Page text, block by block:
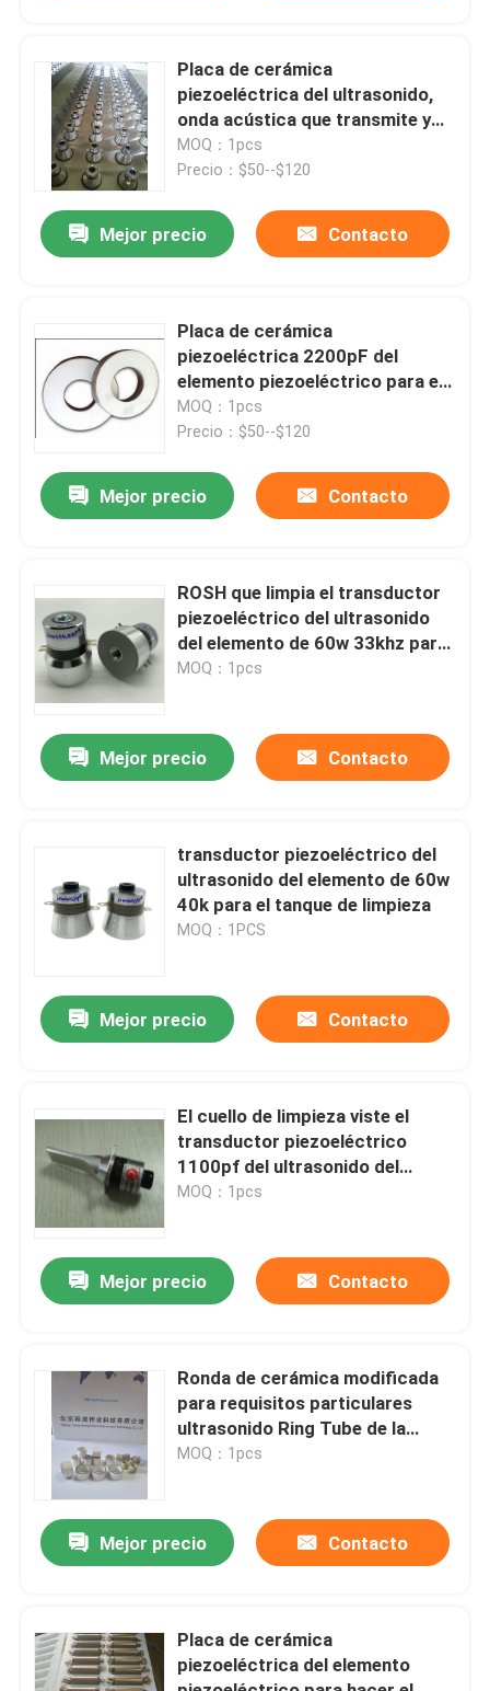
Productos
Sobre nosotros
Viaje de la fábrica
Éntrenos en contacto con
Pida una cita
transductor ultrasónico de limpieza
Transductor ultrasónico de la frecuencia multi
Placa de cerámica
piezoeléctrica del ultrasonido,
onda acústica que transmite y
que recibe el elemento
piezoeléctrico
MOQ：1pcs
Precio：$50--$120
Mejor precio Contacto
Placa de cerámica
piezoeléctrica 2200pF del
elemento piezoeléctrico para el
limpiador ultrasónico
automático
MOQ：1pcs
Precio：$50--$120
Mejor precio Contacto
ROSH que limpia el transductor
piezoeléctrico del ultrasonido
del elemento de 60w 33khz para
un sensor más limpio
MOQ：1pcs
Mejor precio Contacto
transductor piezoeléctrico del
ultrasonido del elemento de 60w
40k para el tanque de limpieza
MOQ：1PCS
Mejor precio Contacto
El cuello de limpieza viste el
transductor piezoeléctrico
1100pf del ultrasonido del
elemento
MOQ：1pcs
Mejor precio Contacto
Ronda de cerámica modificada
para requisitos particulares
ultrasonido Ring Tube de la
forma del pequeño elemento
MOQ：1pcs
Mejor precio Contacto
Placa de cerámica
piezoeléctrica del elemento